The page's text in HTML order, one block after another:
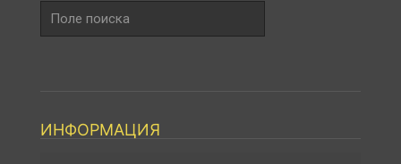
поиска
ИНФОРМАЦИЯ